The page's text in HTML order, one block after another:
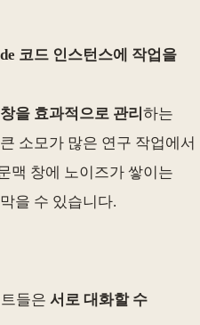
코드 인스턴스에 작업을
을 효과적으로 관리 하는
소모가 많은 연구 작업에서
맥 창에 노이즈가 쌓이는
을 수 있습니다.
들은 서로 대화할 수